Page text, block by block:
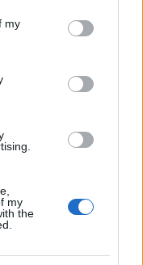
You may click to
third-party tags to
in below Google
my
my
the
a fuoco due furgoni